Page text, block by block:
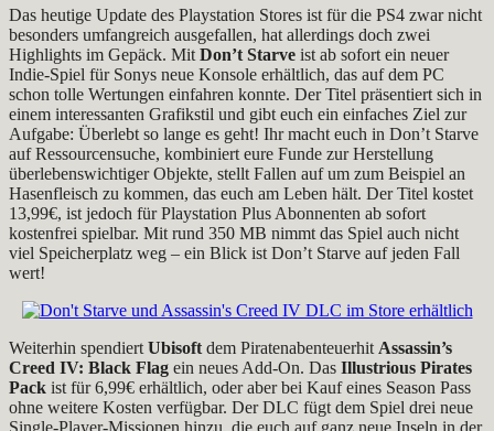
Das heutige Update des Playstation Stores ist für die PS4 zwar nicht
besonders umfangreich ausgefallen, hat allerdings doch zwei
Highlights im Gepäck. Mit Don’t Starve ist ab sofort ein neuer
Indie-Spiel für Sonys neue Konsole erhältlich, das auf dem PC
schon tolle Wertungen einfahren konnte. Der Titel präsentiert sich in
einem interessanten Grafikstil und gibt euch ein einfaches Ziel zur
Aufgabe: Überlebt so lange es geht! Ihr macht euch in Don’t Starve
auf Ressourcensuche, kombiniert eure Funde zur Herstellung
überlebenswichtiger Objekte, stellt Fallen auf um zum Beispiel an
Hasenfleisch zu kommen, das euch am Leben hält. Der Titel kostet
13,99€, ist jedoch für Playstation Plus Abonnenten ab sofort
kostenfrei spielbar. Mit rund 350 MB nimmt das Spiel auch nicht
viel Speicherplatz weg – ein Blick ist Don’t Starve auf jeden Fall
wert!
Weiterhin spendiert Ubisoft dem Piratenabenteuerhit Assassin’s
Creed IV: Black Flag ein neues Add-On. Das Illustrious Pirates
Pack ist für 6,99€ erhältlich, oder aber bei Kauf eines Season Pass
ohne weitere Kosten verfügbar. Der DLC fügt dem Spiel drei neue
Single-Player-Missionen hinzu, die euch auf ganz neue Inseln in der